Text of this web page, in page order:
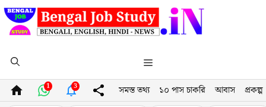
Skip
to
content
Menu
1 3 সমস্ত তথ্য ১০ পাস চাকরি আবাস প্রকল্প